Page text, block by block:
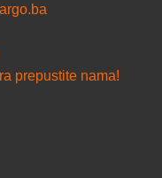
prepustite nama!